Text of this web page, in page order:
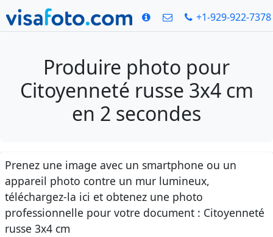
+1-929-922-7378
Produire photo pour
Citoyenneté russe 3x4 cm
en 2 secondes
Prenez une image avec un smartphone ou un
appareil photo contre un mur lumineux,
téléchargez-la ici et obtenez une photo
professionnelle pour votre document : Citoyenneté
russe 3x4 cm